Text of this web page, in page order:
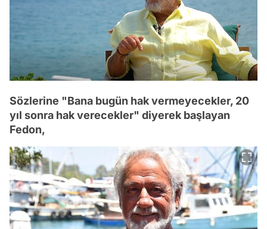
Sözlerine "Bana bugün hak vermeyecekler, 20
yıl sonra hak verecekler" diyerek başlayan
Fedon,